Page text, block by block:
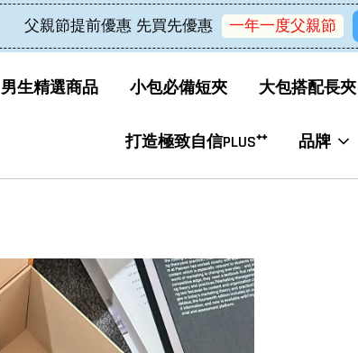
父親節提前優惠 先買先優惠 一年一度父親節
男生精選商品 小包必備短夾 大包搭配長夾
打造極致自信PLUS⁺⁺ 品牌